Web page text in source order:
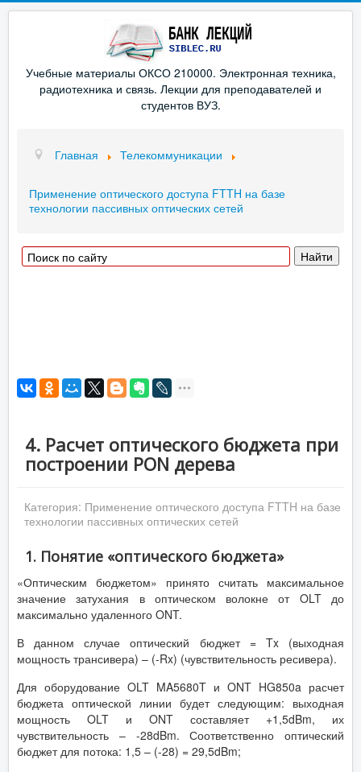
Учебные материалы ОКСО 210000. Электронная техника,
радиотехника и связь. Лекции для преподавателей и
студентов ВУЗ.
Главная Телекоммуникации
Применение оптического доступа FTTH на базе
технологии пассивных оптических сетей
4. Расчет оптического бюджета при
построении PON дерева
Категория: Применение оптического доступа FTTH на базе
технологии пассивных оптических сетей
1. Понятие «оптического бюджета»
«Оптическим бюджетом» принято считать максимальное
значение затухания в оптическом волокне от OLT до
максимально удаленного ONT.
В данном случае оптический бюджет = Tx (выходная
мощность трансивера) – (-Rx) (чувствительность ресивера).
Для оборудование OLT MA5680T и ONT HG850a расчет
бюджета оптической линии будет следующим: выходная
мощность OLT и ONT составляет +1,5dBm, их
чувствительность – -28dBm. Соответственно оптический
бюджет для потока: 1,5 – (-28) = 29,5dBm;